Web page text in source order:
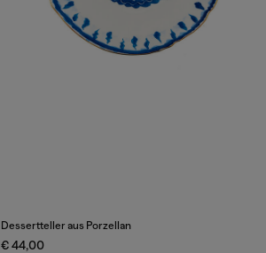
Dessertteller aus Porzellan
€ 44,00